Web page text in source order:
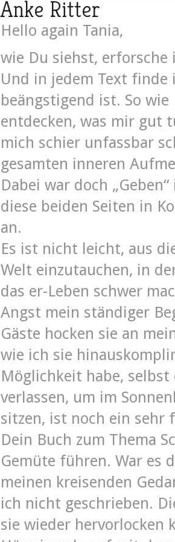
Anke Ritter
Hello again Tania,
wie Du siehst, erforsche
Und in jedem Text finde
beängstigend ist. So
entdecken, was mir gut
mich schier unfassbar
gesamten inneren
Dabei war doch
diese beiden Seiten in
an.
Es ist nicht leicht, aus
Welt einzutauchen, in
das er-Leben schwer
Angst mein ständiger
Gäste hocken sie an
wie ich sie
Möglichkeit habe,
verlassen, um im
sitzen, ist noch ein sehr
Dein Buch zum Thema
Gemüte führen. War es
meinen kreisenden
ich nicht geschrieben.
sie wieder hervorlocken